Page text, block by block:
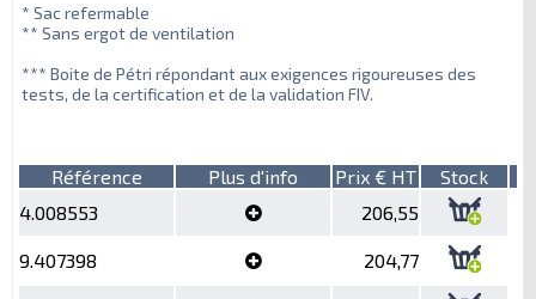
* Sac refermable
** Sans ergot de ventilation
*** Boite de Pétri répondant aux exigences rigoureuses des
tests, de la certification et de la validation FIV.
Référence Plus d'info Prix € HT
Stock
4.008553
206,55
9.407398 204,77